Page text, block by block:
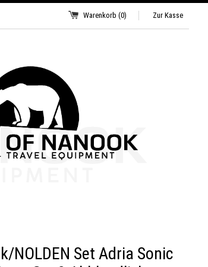
Warenkorb (0) Zur Kasse
NOLDEN Set Adria Sonic